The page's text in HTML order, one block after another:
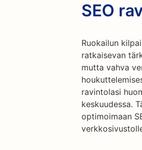
SEO
Ruokailun
ratkaisevan
mutta vahva
ravintolasi
keskuudessa.
optimoimaan